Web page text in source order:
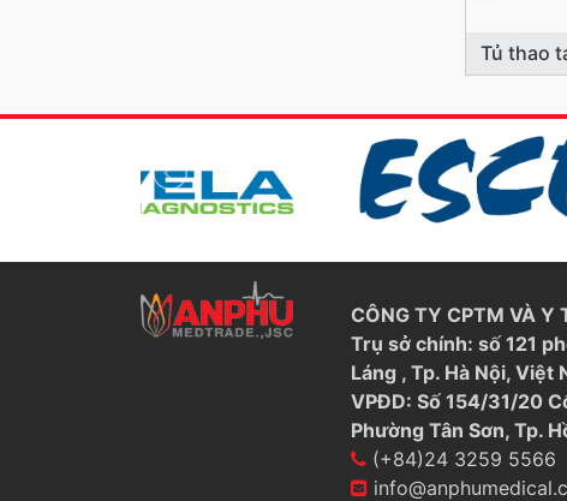
Tủ thao
CÔNG TY CPTM VÀ Y
Trụ sở chính: số 121
Láng , Tp. Hà Nội, Việt
VPĐD: Số 154/31/20
Phường Tân Sơn, Tp.
(+84)24 3259 5566